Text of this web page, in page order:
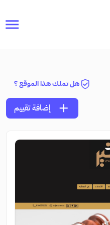
menu
هل تملك هذا الموقع ؟
add إضافة تقييم